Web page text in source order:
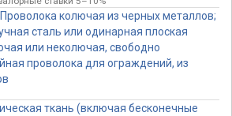
колючая из черных металлов;
сталь или одинарная плоская
или неколючая, свободно
проволока для ограждений, из
ткань (включая бесконечные